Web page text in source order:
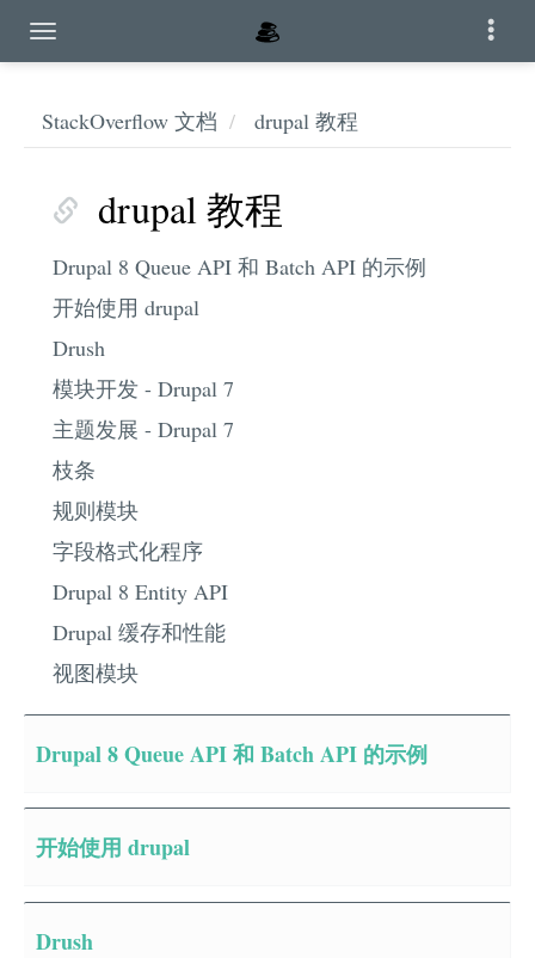
StackOverflow 文档 drupal 教程
drupal 教程
Drupal 8 Queue API 和 Batch API 的示例
开始使用 drupal
Drush
模块开发 - Drupal 7
主题发展 - Drupal 7
枝条
规则模块
字段格式化程序
Drupal 8 Entity API
Drupal 缓存和性能
视图模块
Drupal 8 Queue API 和 Batch API 的示例
开始使用 drupal
Drush